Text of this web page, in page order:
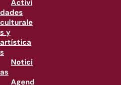
Activi
dades
culturale
s y
artística
s
Notici
as
Agend